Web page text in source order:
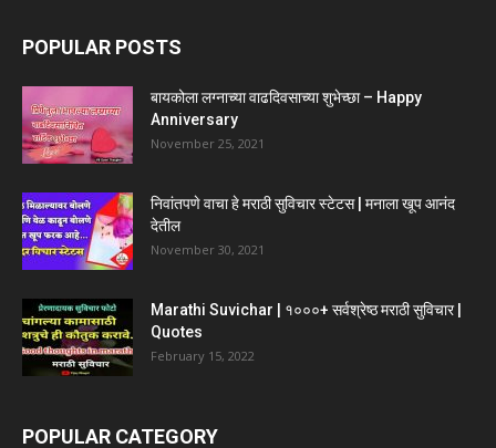
POPULAR POSTS
बायकोला लग्नाच्या वाढदिवसाच्या शुभेच्छा – Happy
Anniversary
November 25, 2021
निवांतपणे वाचा हे मराठी सुविचार स्टेटस | मनाला खूप आनंद
देतील
November 30, 2021
Marathi Suvichar | १०००+ सर्वश्रेष्ठ मराठी सुविचार |
Quotes
February 15, 2022
POPULAR CATEGORY